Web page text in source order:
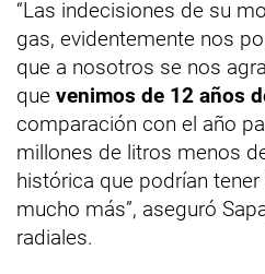
“Las indecisiones de su
gas, evidentemente nos
que a nosotros se nos
que venimos de 12 años
comparación con el año
millones de litros menos
histórica que podrían
mucho más”, aseguró
radiales.